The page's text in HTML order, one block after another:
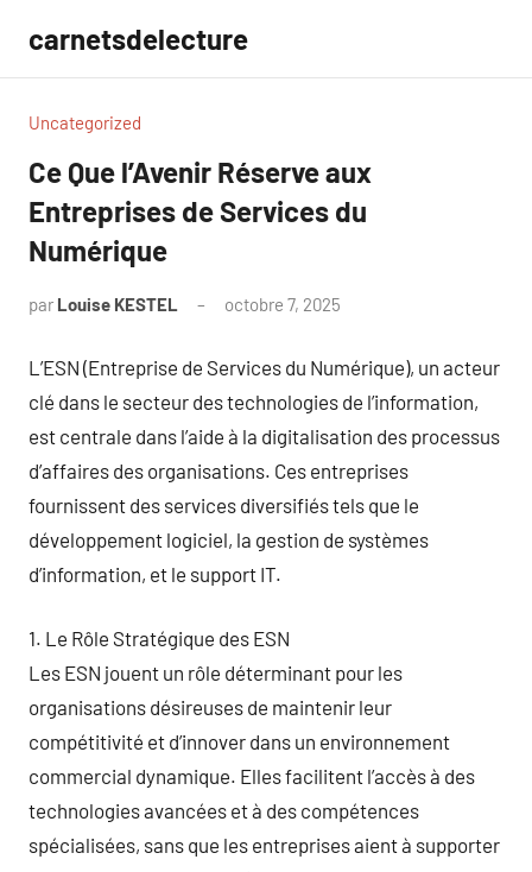
contenu
carnetsdelecture
Uncategorized
Ce Que l’Avenir Réserve aux
Entreprises de Services du
Numérique
par Louise KESTEL octobre 7, 2025
L’ESN (Entreprise de Services du Numérique), un acteur
clé dans le secteur des technologies de l’information,
est centrale dans l’aide à la digitalisation des processus
d’affaires des organisations. Ces entreprises
fournissent des services diversifiés tels que le
développement logiciel, la gestion de systèmes
d’information, et le support IT.
1. Le Rôle Stratégique des ESN
Les ESN jouent un rôle déterminant pour les
organisations désireuses de maintenir leur
compétitivité et d’innover dans un environnement
commercial dynamique. Elles facilitent l’accès à des
technologies avancées et à des compétences
spécialisées, sans que les entreprises aient à supporter